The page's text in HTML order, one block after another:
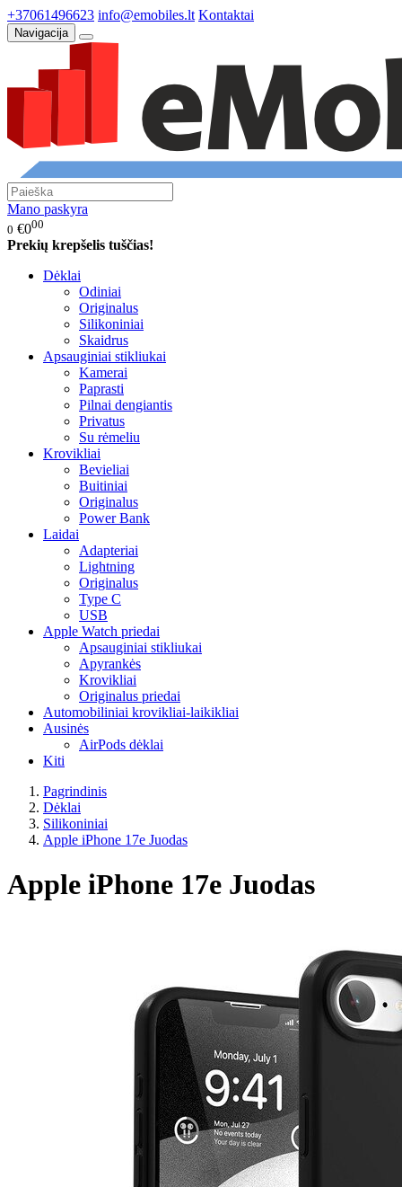
+37061496623 info@emobiles.lt Kontaktai
Navigacija
Mano paskyra
0 €000
Prekių krepšelis tuščias!
Dėklai
Odiniai
Originalus
Silikoniniai
Skaidrus
Apsauginiai stikliukai
Kamerai
Paprasti
Pilnai dengiantis
Privatus
Su rėmeliu
Krovikliai
Bevieliai
Buitiniai
Originalus
Power Bank
Laidai
Adapteriai
Lightning
Originalus
Type C
USB
Apple Watch priedai
Apsauginiai stikliukai
Apyrankės
Krovikliai
Originalus priedai
Automobiliniai krovikliai-laikikliai
Ausinės
AirPods dėklai
Kiti
Pagrindinis
Dėklai
Silikoniniai
Apple iPhone 17e Juodas
Apple iPhone 17e Juodas